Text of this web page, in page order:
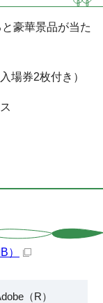
豪華景品が当た
券2枚付き）
）
（R）